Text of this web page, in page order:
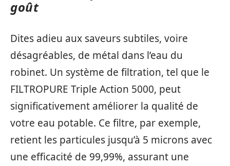
goût
Dites adieu aux saveurs subtiles, voire
désagréables, de métal dans l’eau du
robinet. Un système de filtration, tel que le
FILTROPURE Triple Action 5000, peut
significativement améliorer la qualité de
votre eau potable. Ce filtre, par exemple,
retient les particules jusqu’à 5 microns avec
une efficacité de 99,99%, assurant une